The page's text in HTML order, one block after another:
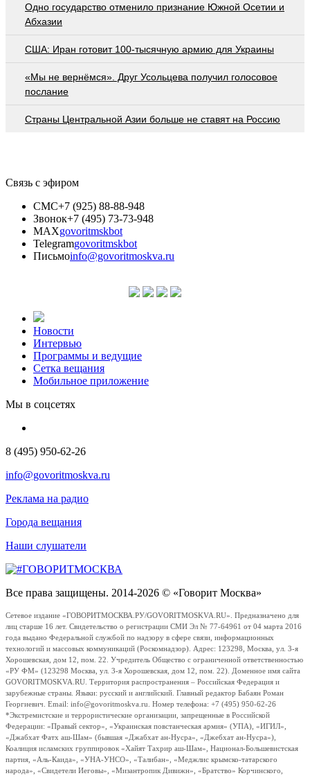
Одно государство отменило признание Южной Осетии и
Абхазии
США: Иран готовит 100-тысячную армию для Украины
«Мы не вернёмся». Друг Усольцева получил голосовое
послание
Страны Центральной Азии больше не ставят на Россию
Связь с эфиром
СМС+7 (925) 88-88-948
Звонок+7 (495) 73-73-948
MAXgovoritmskbot
Telegramgovoritmskbot
Письмоinfo@govoritmoskva.ru
Новости
Интервью
Программы и ведущие
Сетка вещания
Мобильное приложение
Мы в соцсетях
8 (495) 950-62-26
info@govoritmoskva.ru
Реклама на радио
Города вещания
Наши слушатели
Все права защищены. 2014-2026 © «Говорит Москва»
Сетевое издание «ГОВОРИТМОСКВА.РУ/GOVORITMOSKVA.RU». Предназначено для
лиц старше 16 лет. Свидетельство о регистрации СМИ Эл № 77-64961 от 04 марта 2016
года выдано Федеральной службой по надзору в сфере связи, информационных
технологий и массовых коммуникаций (Роскомнадзор). Адрес: 123298, Москва, ул. 3-я
Хорошевская, дом 12, пом. 22. Учредитель Общество с ограниченной ответственностью
«РУ ФМ» (123298 Москва, ул. 3-я Хорошевская, дом 12, пом. 22). Доменное имя сайта
GOVORITMOSKVA.RU. Территория распространения – Российская Федерация и
зарубежные страны. Языки: русский и английский. Главный редактор Бабаян Роман
Георгиевич. Email: info@govoritmoskva.ru. Номер телефона: +7 (495) 950-62-26
*Экстремистские и террористические организации, запрещенные в Российской
Федерации: «Правый сектор», «Украинская повстанческая армия» (УПА), «ИГИЛ»,
«Джабхат Фатх аш-Шам» (бывшая «Джабхат ан-Нусра», «Джебхат ан-Нусра»),
Коалиция исламских группировок «Хайят Тахрир аш-Шам», Национал-Большевистская
партия, «Аль-Каида», «УНА-УНСО», «Талибан», «Меджлис крымско-татарского
народа», «Свидетели Иеговы», «Мизантропик Дивижн», «Братство» Корчинского,